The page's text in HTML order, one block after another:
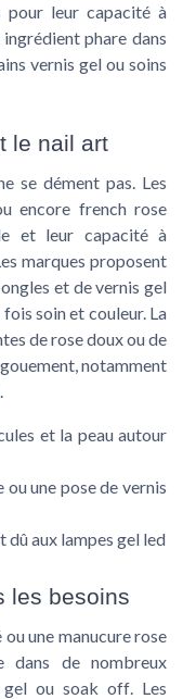
pour leur capacité à
phare dans
vernis gel ou soins
le nail art
se dément pas. Les
encore french rose
et leur capacité à
marques proposent
et devernis gel
soin et couleur. La
de rose doux ou de
notamment
et la peau autour
ou une pose de vernis
dû aux lampes gel led
les besoins
une manucure rose
dans de nombreux
gel ousoak off. Les